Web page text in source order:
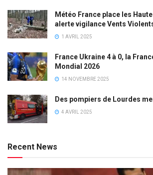
Météo France place les
alerte vigilance Vents
1 AVRIL 2025
France Ukraine 4 à 0, la
Mondial 2026
14 NOVEMBRE 2025
Des pompiers de Lourdes
4 AVRIL 2025
Recent News